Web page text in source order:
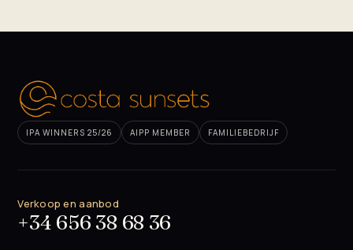
IPA WINNERS 25/26 AIPP MEMBER FAMILIEBEDRIJF
Verkoop en aanbod
+34 656 38 68 36